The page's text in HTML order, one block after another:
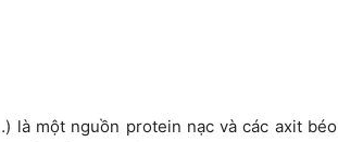
là một nguồn protein nạc và các axit béo